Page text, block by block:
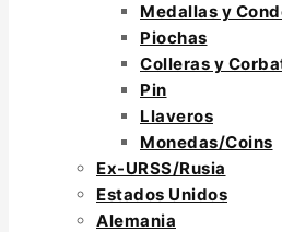
Medallas y
Piochas
Colleras y
Pin
Llaveros
Monedas/Coins
Ex-URSS/Rusia
Estados Unidos
Alemania